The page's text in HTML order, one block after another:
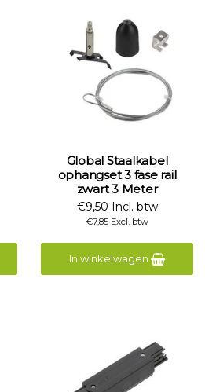
Global Staalkabel
ophangset 3 fase rail
zwart 3 Meter
€9,50 Incl. btw
€7,85 Excl. btw
In winkelwagen